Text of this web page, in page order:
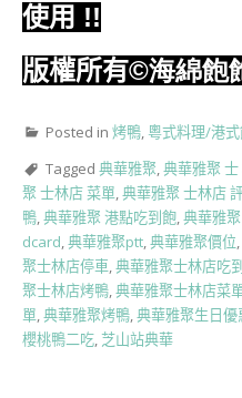
使用 !!
版權所有©海綿飽
Posted in 烤鴨,粵式料理/港
Tagged 典華雅聚,典華雅聚 士
聚 士林店 菜單,典華雅聚 士林店
鴨,典華雅聚 港點吃到飽,典華雅
dcard,典華雅聚ptt,典華雅聚價位,
聚士林店停車,典華雅聚士林店吃
聚士林店烤鴨,典華雅聚士林店菜
單,典華雅聚烤鴨,典華雅聚生日優
櫻桃鴨二吃,芝山站典華